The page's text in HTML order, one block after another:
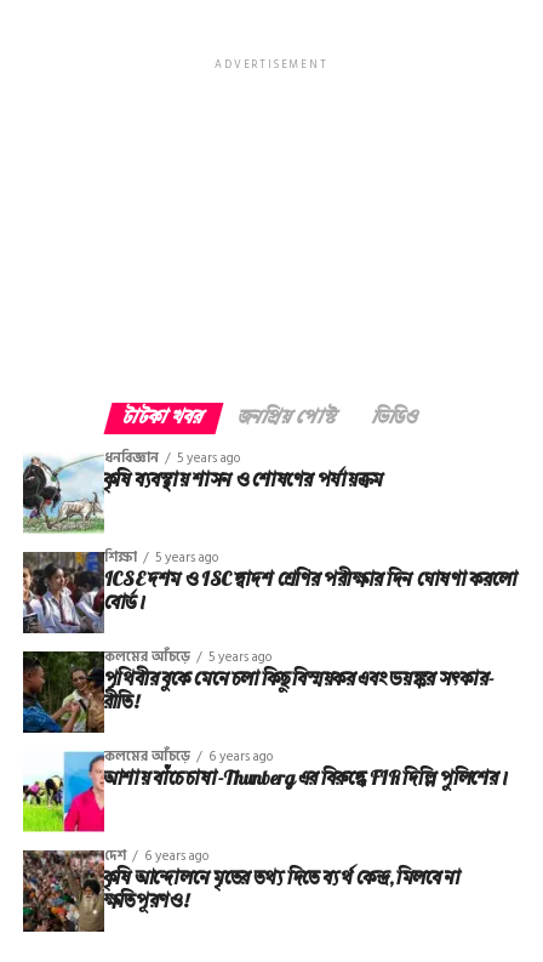
ADVERTISEMENT
টাটকা খবর জনপ্রিয় পোস্ট ভিডিও
ধনবিজ্ঞান 5 years ago
কৃষি ব্যবস্থায় শাসন ও শোষণের পর্যায়ক্রম
শিক্ষা 5 years ago
ICSE দশম ও ISC দ্বাদশ শ্রেণির পরীক্ষার দিন ঘোষণা করলো
বোর্ড।
কলমের আঁচড়ে 5 years ago
পৃথিবীর বুকে মেনে চলা কিছু বিস্ময়কর এবং ভয়ঙ্কর সত্‍কার-
রীতি!
কলমের আঁচড়ে 6 years ago
আশায় বাঁচে চাষা-Thunberg এর বিরুদ্ধে FIR দিল্লি পুলিশের।
দেশ 6 years ago
কৃষি আন্দোলনে মৃতের তথ‌্য দিতে ব্যর্থ কেন্দ্র, মিলবে না
ক্ষতিপূরণও!